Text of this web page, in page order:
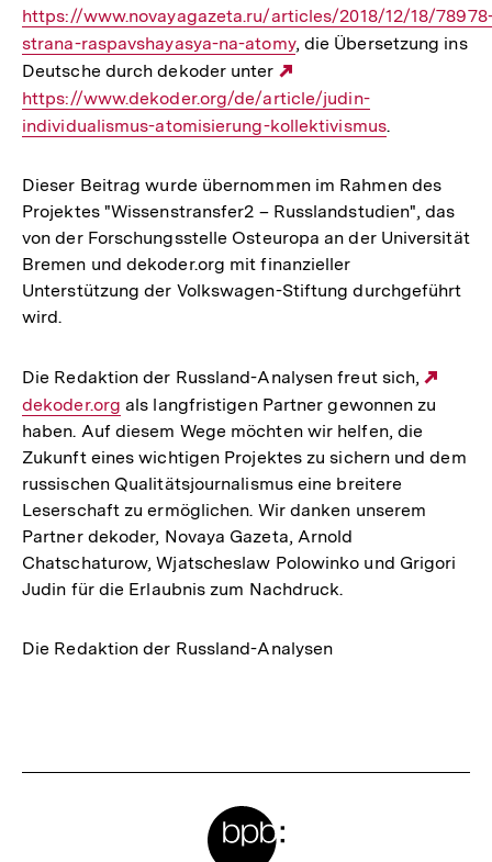
Link:
https://www.novayagazeta.ru/articles/2018/12/18/
strana-raspavshayasya-na-atomy, die Übersetzung ins
Deutsche durch dekoder unter
Link:
https://www.dekoder.org/de/article/judin-
individualismus-atomisierung-kollektivismus.
Dieser Beitrag wurde übernommen im Rahmen des
Projektes "Wissenstransfer2 – Russlandstudien", das
von der Forschungsstelle Osteuropa an der Universität
Bremen und dekoder.org mit finanzieller
Unterstützung der Volkswagen-Stiftung durchgeführt
wird.
Die Redaktion der Russland-Analysen freut sich,
dekoder.org als langfristigen Partner gewonnen zu
haben. Auf diesem Wege möchten wir helfen, die
Zukunft eines wichtigen Projektes zu sichern und dem
russischen Qualitätsjournalismus eine breitere
Leserschaft zu ermöglichen. Wir danken unserem
Partner dekoder, Novaya Gazeta, Arnold
Chatschaturow, Wjatscheslaw Polowinko und Grigori
Judin für die Erlaubnis zum Nachdruck.
Die Redaktion der Russland-Analysen